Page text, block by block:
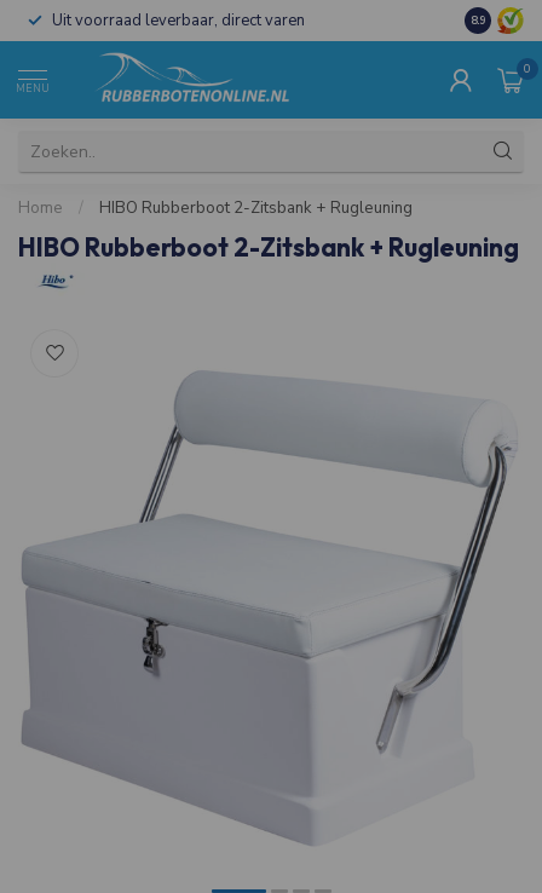
Uit voorraad leverbaar, direct varen Al 15 jaar
8.9
MENU
0
Home / HIBO Rubberboot 2-Zitsbank + Rugleuning
HIBO Rubberboot 2-Zitsbank + Rugleuning